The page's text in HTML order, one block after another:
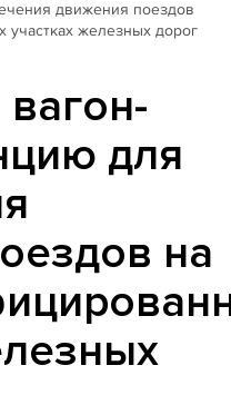
движения поездов
участках железных дорог
для
на